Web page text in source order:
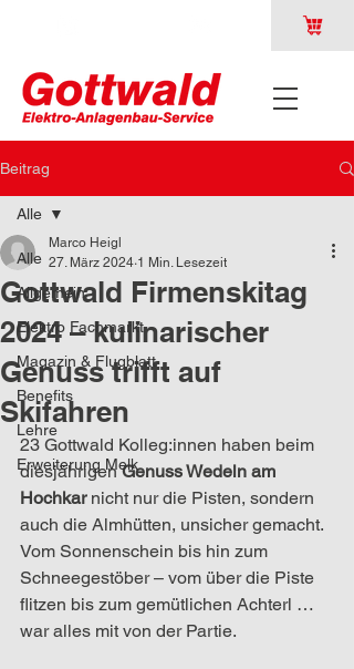
Beitrag
Alle
Allgemein
Elektro Fachmarkt
Magazin & Flugblatt
Benefits
Lehre
Erweiterung Melk
Alle
Gottwald Firmenskitag
2024 – kulinarischer
Genuss trifft auf
Skifahren
Marco Heigl
27. März 2024 1 Min. Lesezeit
23 Gottwald Kolleg:innen haben beim
diesjährigen Genuss Wedeln am
Hochkar nicht nur die Pisten, sondern
auch die Almhütten, unsicher gemacht.
Vom Sonnenschein bis hin zum
Schneegestöber – vom über die Piste
flitzen bis zum gemütlichen Achterl …
war alles mit von der Partie.